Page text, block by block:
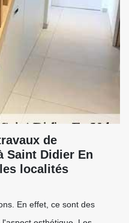
de
Saint Didier En
localités
En effet, ce sont des